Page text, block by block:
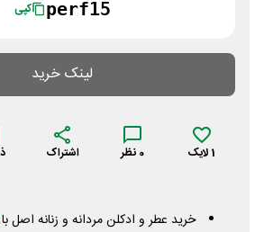
perf15 کپی
لینک خرید
1لایک 0 نظر اشتراک
خرید عطر و ادکلن مردانه و زنانه اصل با